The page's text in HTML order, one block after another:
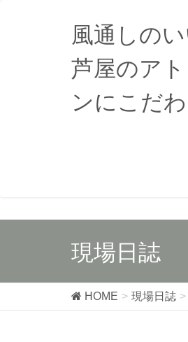
風通しの
芦屋のア
ンにこだ
現場日誌
HOME 現場日誌